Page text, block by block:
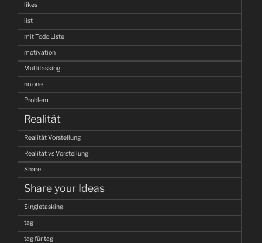
likes
list
mit Todo Liste
motivation
Multitasking
no one
Problem
Realität
Realität Vorstellung
Realität vs Vorstellung
Share
Share your Ideas
Singletasking
tag
tag für tag